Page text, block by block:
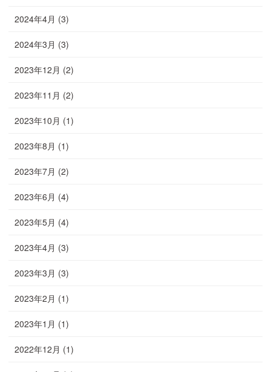
2024年4月 (3)
2024年3月 (3)
2023年12月 (2)
2023年11月 (2)
2023年10月 (1)
2023年8月 (1)
2023年7月 (2)
2023年6月 (4)
2023年5月 (4)
2023年4月 (3)
2023年3月 (3)
2023年2月 (1)
2023年1月 (1)
2022年12月 (1)